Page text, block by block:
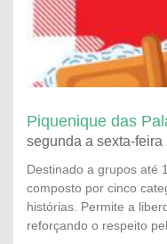
Piquenique das
segunda a sexta-
Destinado a grupos até
composto por cinco
histórias. Permite a
reforçando o respeito